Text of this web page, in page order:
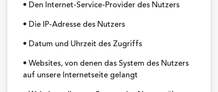
• Den Internet-Service-Provider des Nutzers
• Die IP-Adresse des Nutzers
• Datum und Uhrzeit des Zugriffs
• Websites, von denen das System des Nutzers
auf unsere Internetseite gelangt